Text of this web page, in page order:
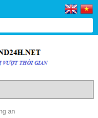
an